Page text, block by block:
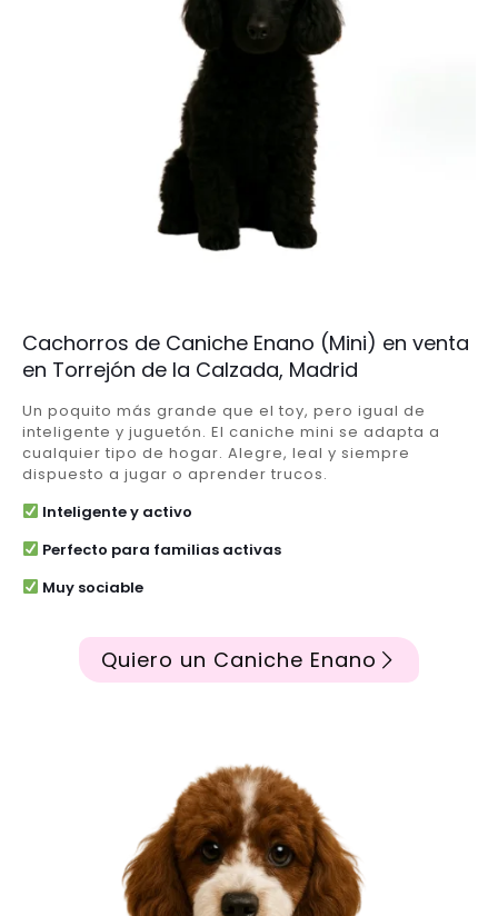
Cachorros de Caniche Enano (Mini) en venta
en Torrejón de la Calzada, Madrid
Un poquito más grande que el toy, pero igual de
inteligente y juguetón. El caniche mini se adapta a
cualquier tipo de hogar. Alegre, leal y siempre
dispuesto a jugar o aprender trucos.
Inteligente y activo
Perfecto para familias activas
Muy sociable
Quiero un Caniche Enano